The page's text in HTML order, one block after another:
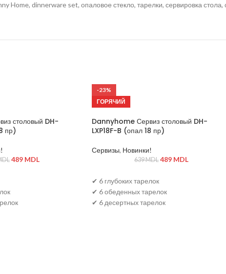
Home, dinnerware set, опаловое стекло, тарелки, сервировка стола,
столовый DH-
пр)
489 MDL
-23%
ГОРЯЧИЙ
Dannyhome Сервиз столовый DH-
LXP18F-B (опал 18 пр)
Сервизы, Новинки!
639MDL 489 MDL
✔ 6 глубоких тарелок
✔ 6 обеденных тарелок
✔ 6 десертных тарелок